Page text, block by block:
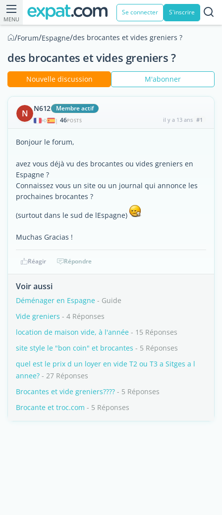
MENU
Se connecter S'inscrire
/Forum/Espagne/des brocantes et vides greniers ?
des brocantes et vides greniers ?
Nouvelle discussion M'abonner
N N612 Membre actif
| 46POSTS il y a 13 ans #1
Bonjour le forum,
avez vous déjà vu des brocantes ou vides greniers en
Espagne ?
Connaissez vous un site ou un journal qui annonce les
prochaines brocantes ?
(surtout dans le sud de lEspagne)
Muchas Gracias !
Réagir Répondre
Voir aussi
Déménager en Espagne - Guide
Vide greniers - 4 Réponses
location de maison vide, à l'année - 15 Réponses
site style le "bon coin" et brocantes - 5 Réponses
quel est le prix d un loyer en vide T2 ou T3 a Sitges a l
annee? - 27 Réponses
Brocantes et vide greniers???? - 5 Réponses
Brocante et troc.com - 5 Réponses